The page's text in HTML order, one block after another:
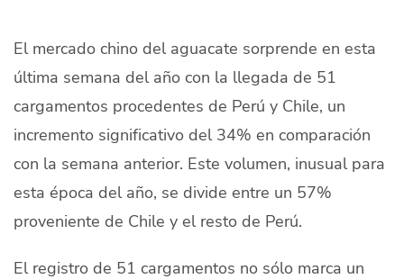
Iniciar Sesión
Quiénes Somos
Productores
Mercados
Contacto
El mercado chino del aguacate sorprende en esta
última semana del año con la llegada de 51
cargamentos procedentes de Perú y Chile, un
incremento significativo del 34% en comparación
con la semana anterior. Este volumen, inusual para
esta época del año, se divide entre un 57%
proveniente de Chile y el resto de Perú.
El registro de 51 cargamentos no sólo marca un